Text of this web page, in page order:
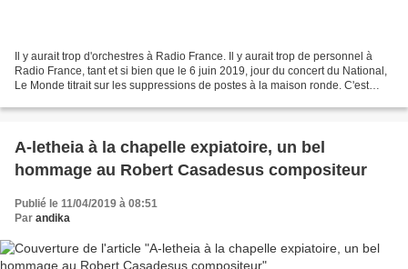
Il y aurait trop d'orchestres à Radio France. Il y aurait trop de personnel à
Radio France, tant et si bien que le 6 juin 2019, jour du concert du National,
Le Monde titrait sur les suppressions de postes à la maison ronde. C'est
A-letheia à la chapelle expiatoire, un bel
hommage au Robert Casadesus compositeur
Publié le 11/04/2019 à 08:51
Par andika